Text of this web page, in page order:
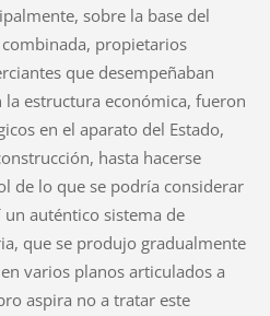
sobre la base del
propietarios
que desempeñaban
estructura económica, fueron
en el aparato del Estado,
hasta hacerse
de lo que se podría considerar
un auténtico sistema de
que se produjo gradualmente
varios planos articulados a
aspira no a tratar este